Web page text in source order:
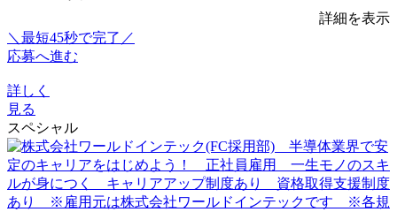
詳細を表示
＼最短45秒で完了／
応募へ進む
詳しく
見る
スペシャル